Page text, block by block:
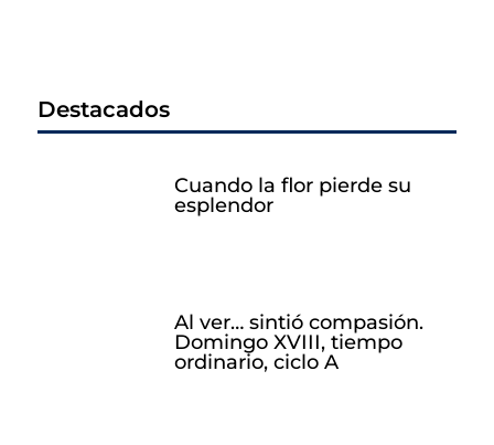
Destacados
Cuando la flor pierde su
esplendor
Al ver… sintió compasión.
Domingo XVIII, tiempo
ordinario, ciclo A